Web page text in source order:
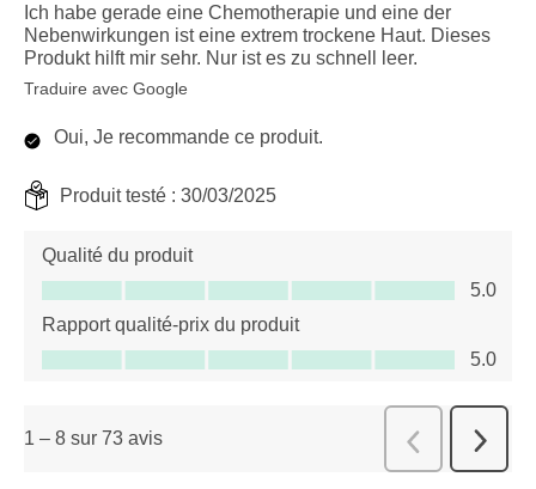
Ich habe gerade eine Chemotherapie und eine der
Nebenwirkungen ist eine extrem trockene Haut. Dieses
Produkt hilft mir sehr. Nur ist es zu schnell leer.
Traduire avec Google
Oui, Je recommande ce produit.
Produit testé : 30/03/2025
Qualité du produit
Qualité du produit, 5.0 sur 5
5.0
Rapport qualité-prix du produit
Rapport qualité-prix du produit, 5.0 sur 5
5.0
1 – 8 sur 73 avis PrécédentSuivant
avis